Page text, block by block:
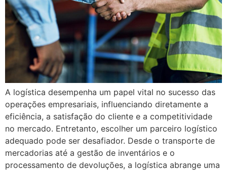
A logística desempenha um papel vital no sucesso das
operações empresariais, influenciando diretamente a
eficiência, a satisfação do cliente e a competitividade
no mercado. Entretanto, escolher um parceiro logístico
adequado pode ser desafiador. Desde o transporte de
mercadorias até a gestão de inventários e o
processamento de devoluções, a logística abrange uma